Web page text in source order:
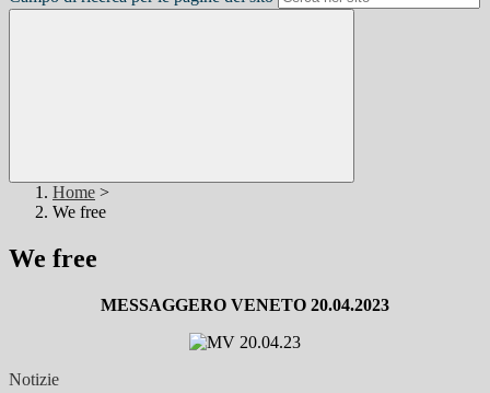
Home >
We free
We free
MESSAGGERO VENETO 20.04.2023
Notizie